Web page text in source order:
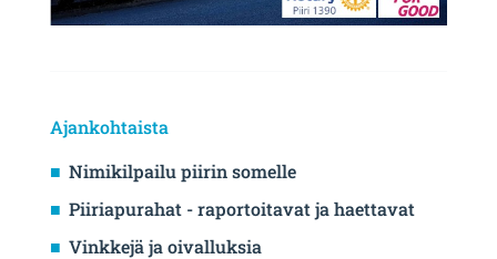
Ajankohtaista
Nimikilpailu piirin somelle
Piiriapurahat - raportoitavat ja haettavat
Vinkkejä ja oivalluksia